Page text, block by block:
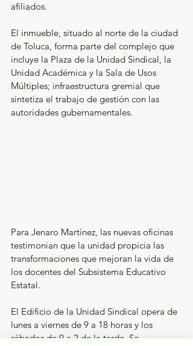
afiliados.
El inmueble, situado al norte de la ciudad
de Toluca, forma parte del complejo que
incluye la Plaza de la Unidad Sindical, la
Unidad Académica y la Sala de Usos
Múltiples; infraestructura gremial que
sintetiza el trabajo de gestión con las
autoridades gubernamentales.
Para Jenaro Martínez, las nuevas oficinas
testimonian que la unidad propicia las
transformaciones que mejoran la vida de
los docentes del Subsistema Educativo
Estatal.
El Edificio de la Unidad Sindical opera de
lunes a viernes de 9 a 18 horas y los
sábados de 9 a 2 de la tarde. Se